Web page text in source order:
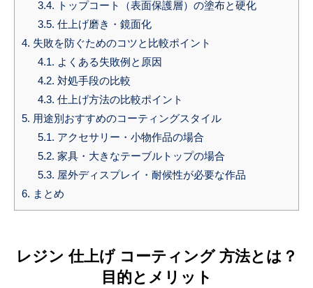
3.4. トップコート（表面保護層）の塗布と硬化
3.5. 仕上げ磨き・鏡面化
4. 失敗を防ぐためのコツと比較ポイント
4.1. よくある失敗例と原因
4.2. 対処手段の比較
4.3. 仕上げ方法の比較ポイント
5. 用途別おすすめのコーティングスタイル
5.1. アクセサリー・小物作品の場合
5.2. 家具・大きなテーブルトップの場合
5.3. 屋外ディスプレイ・耐候性が必要な作品
6. まとめ
レジン 仕上げ コーティング 方法とは？
目的とメリット